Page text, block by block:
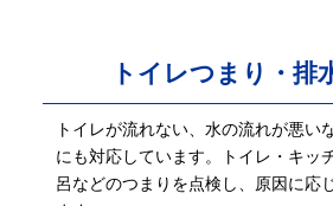
トイレつまり・排
トイレが流れない、水の流れが悪い
にも対応しています。トイレ・キッ
呂などのつまりを点検し、原因に応